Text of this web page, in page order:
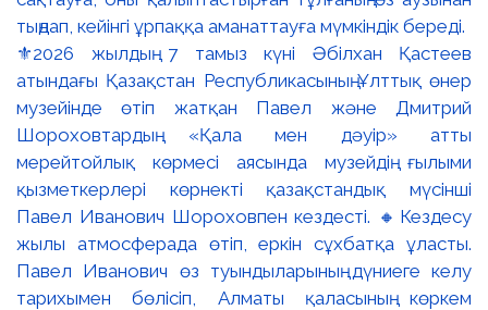
⚜️2026 жылдың 7 тамыз күні Әбілхан Қастеев
атындағы Қазақстан Республикасының Ұлттық өнер
музейінде өтіп жатқан Павел және Дмитрий
Шороховтардың «Қала мен дәуір» атты
мерейтойлық көрмесі аясында музейдің ғылыми
қызметкерлері көрнекті қазақстандық мүсінші
Павел Иванович Шороховпен кездесті. 🔸Кездесу
жылы атмосферада өтіп, еркін сұхбатқа ұласты.
Павел Иванович өз туындыларының дүниеге келу
тарихымен бөлісіп, Алматы қаласының көркем